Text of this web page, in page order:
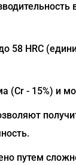
58 HRC
(Сr - 15%) и
путем